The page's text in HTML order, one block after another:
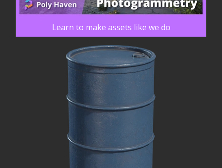
Learn to make assets like we do